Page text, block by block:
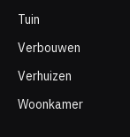
Tuin
Verbouwen
Verhuizen
Woonkamer